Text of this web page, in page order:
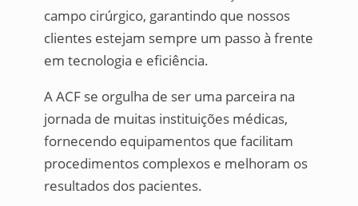
campo cirúrgico, garantindo que nossos
clientes estejam sempre um passo à frente
em tecnologia e eficiência.
A ACF se orgulha de ser uma parceira na
jornada de muitas instituições médicas,
fornecendo equipamentos que facilitam
procedimentos complexos e melhoram os
resultados dos pacientes.